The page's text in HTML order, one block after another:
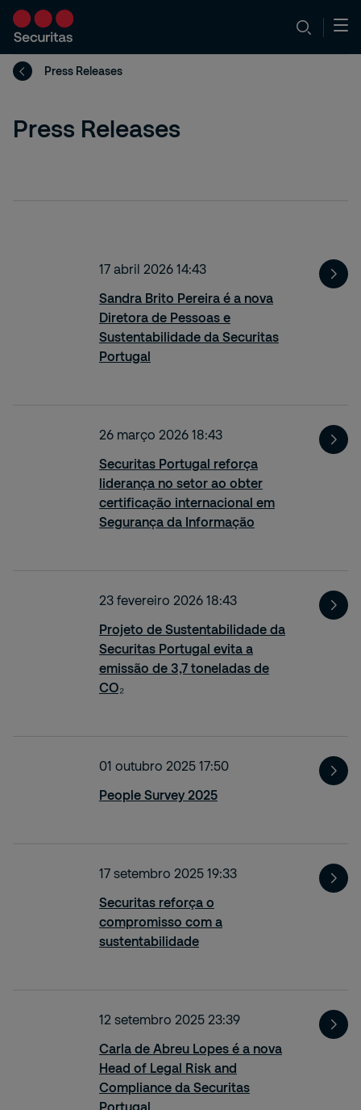
Press Releases
Press Releases
17 abril 2026 14:43
Sandra Brito Pereira é a nova
Diretora de Pessoas e
Sustentabilidade da Securitas
Portugal
26 março 2026 18:43
Securitas Portugal reforça
liderança no setor ao obter
certificação internacional em
Segurança da Informação
23 fevereiro 2026 18:43
Projeto de Sustentabilidade da
Securitas Portugal evita a
emissão de 3,7 toneladas de
CO₂
01 outubro 2025 17:50
People Survey 2025
17 setembro 2025 19:33
Securitas reforça o
compromisso com a
sustentabilidade
12 setembro 2025 23:39
Carla de Abreu Lopes é a nova
Head of Legal Risk and
Compliance da Securitas
Portugal